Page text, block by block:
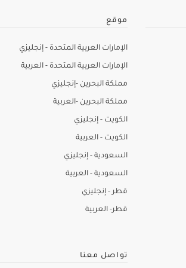
موقع
الإمارات العربية المتحدة - إنجليزي
الإمارات العربية المتحدة - العربية
مملكة البحرين -إنجليزي
مملكة البحرين -العربية
الكويت - إنجليزي
الكويت - العربية
السعودية - إنجليزي
السعودية - العربية
قطر - إنجليزي
قطر- العربية
تواصل معنا